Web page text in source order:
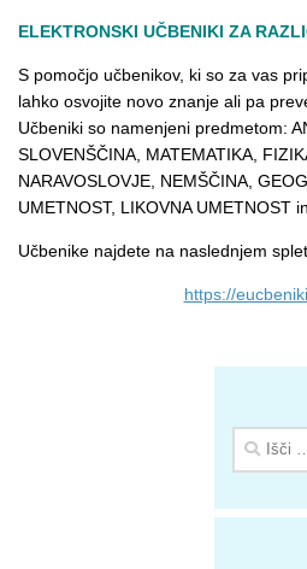
ELEKTRONSKI UČBENIKI ZA
S pomočjo učbenikov, ki so za vas
lahko osvojite novo znanje ali pa
Učbeniki so namenjeni predmetom:
SLOVENŠČINA, MATEMATIKA,
NARAVOSLOVJE, NEMŠČINA,
UMETNOST, LIKOVNA UMETNOST
Učbenike najdete na naslednjem
https://
Išči: